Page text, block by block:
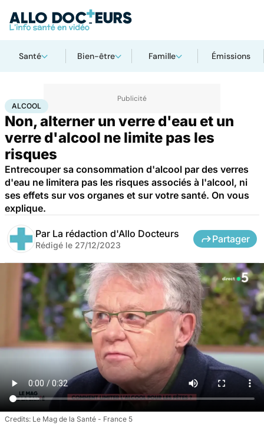
Santé Bien-être Famille Émissions
AccueilSanté Drogues et addictions
ALCOOL
Non, alterner un verre d'eau et un
verre d'alcool ne limite pas les
risques
Entrecouper sa consommation d'alcool par des verres
d'eau ne limitera pas les risques associés à l'alcool, ni
ses effets sur vos organes et sur votre santé. On vous
explique.
Par La rédaction d'Allo Docteurs
Rédigé le 27/12/2023
Partager
Le Mag de la Santé - France 5